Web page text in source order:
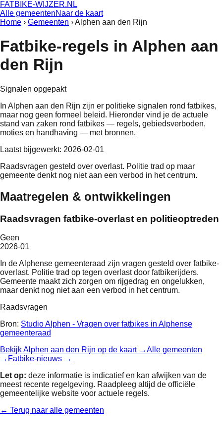
FATBIKE-WIJZER.NL
Alle gemeentenNaar de kaart
Home › Gemeenten ›Alphen aan den Rijn
Fatbike-regels in Alphen aan
den Rijn
Signalen opgepakt
In Alphen aan den Rijn zijn er politieke signalen rond fatbikes,
maar nog geen formeel beleid. Hieronder vind je de actuele
stand van zaken rond fatbikes — regels, gebiedsverboden,
moties en handhaving — met bronnen.
Laatst bijgewerkt: 2026-02-01
Raadsvragen gesteld over overlast. Politie trad op maar
gemeente denkt nog niet aan een verbod in het centrum.
Maatregelen & ontwikkelingen
Raadsvragen fatbike-overlast en politieoptreden
Geen
2026-01
In de Alphense gemeenteraad zijn vragen gesteld over fatbike-
overlast. Politie trad op tegen overlast door fatbikerijders.
Gemeente maakt zich zorgen om rijgedrag en ongelukken,
maar denkt nog niet aan een verbod in het centrum.
Raadsvragen
Bron: Studio Alphen - Vragen over fatbikes in Alphense
gemeenteraad
BekijkAlphen aan den Rijn op de kaart →Alle gemeenten
→ Fatbike-nieuws →
Let op: deze informatie is indicatief en kan afwijken van de
meest recente regelgeving. Raadpleeg altijd de officiële
gemeentelijke website voor actuele regels.
← Terug naar alle gemeenten